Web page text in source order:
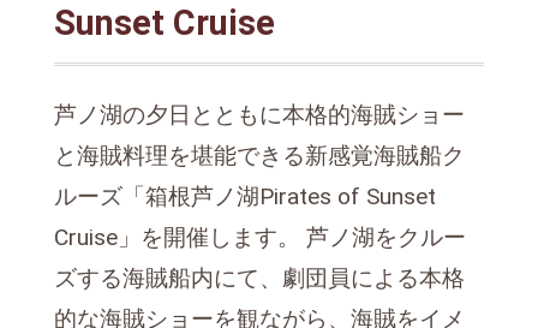
Sunset Cruise
芦ノ湖の夕日とともに本格的海賊ショー
と海賊料理を堪能できる新感覚海賊船ク
ルーズ「箱根芦ノ湖Pirates of Sunset
Cruise」を開催します。 芦ノ湖をクルー
ズする海賊船内にて、劇団員による本格
的な海賊ショーを観ながら、海賊をイメ